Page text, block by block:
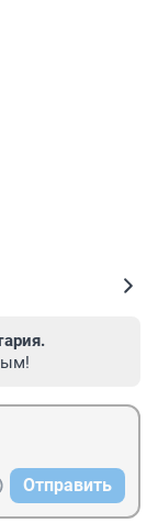
Отправить